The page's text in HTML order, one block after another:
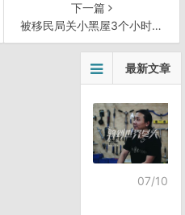
下一篇
被移民局关小黑屋3个小时才出来的多杰厨师的深夜厨房
最新文章
07/10